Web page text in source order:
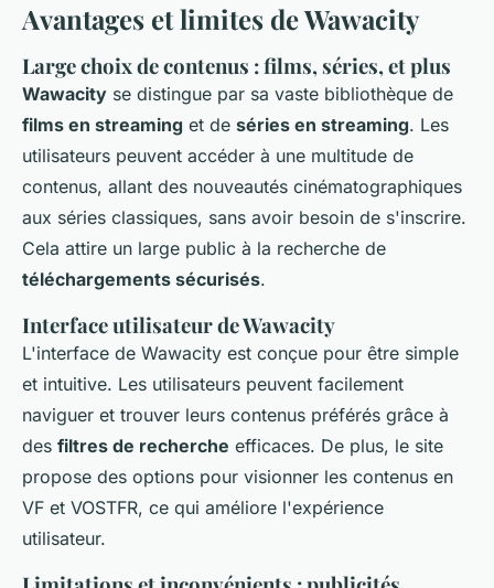
Avantages et limites de Wawacity
Large choix de contenus : films, séries, et plus
Wawacity se distingue par sa vaste bibliothèque de
films en streaming et de séries en streaming. Les
utilisateurs peuvent accéder à une multitude de
contenus, allant des nouveautés cinématographiques
aux séries classiques, sans avoir besoin de s'inscrire.
Cela attire un large public à la recherche de
téléchargements sécurisés.
Interface utilisateur de Wawacity
L'interface de Wawacity est conçue pour être simple
et intuitive. Les utilisateurs peuvent facilement
naviguer et trouver leurs contenus préférés grâce à
des filtres de recherche efficaces. De plus, le site
propose des options pour visionner les contenus en
VF et VOSTFR, ce qui améliore l'expérience
utilisateur.